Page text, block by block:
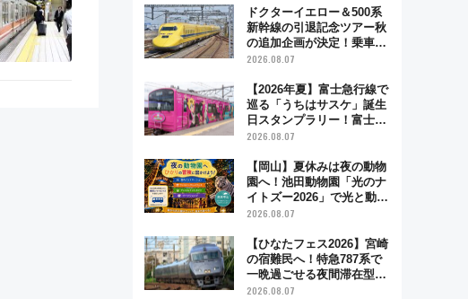
「島原鉄道」
ドクターイエロー＆500系
新幹線の引退記念ツアー秋
の追加企画が決定！乗車体
験やグッズ・ホテル情報ま
2026.08.07
【2026年夏】富士急行線で
巡る「うちはサスケ」誕生
日スタンプラリー！富士急
ハイランド限定グルメ＆グ
2026.08.07
【岡山】夏休みは夜の動物
園へ！池田動物園「光のナ
イトズー2026」で光と動物
が彩る特別な夜
2026.08.07
【ひなたフェス2026】宮崎
の宿難民へ！特急787系で
一晩過ごせる夜間滞在型イ
ベント「スワローおひさ
2026.08.07